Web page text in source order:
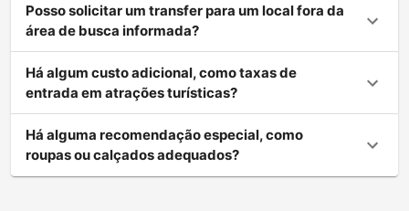
Posso solicitar um transfer para um local fora da
área de busca informada?
Há algum custo adicional, como taxas de
entrada em atrações turísticas?
Há alguma recomendação especial, como
roupas ou calçados adequados?